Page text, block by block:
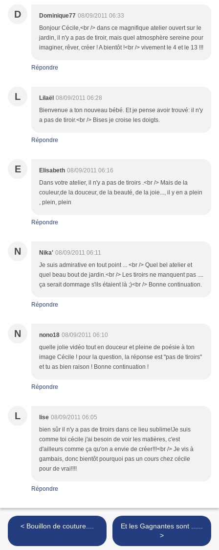
D Dominique77 08/09/2011 06:33
Bonjour Cécile,<br /> dans ce magnifique atelier ouvert sur le
jardin, il n'y a pas de tiroir, mais quel atmosphère sereine pour
imaginer, rêver, créer ! A bientôt !<br /> vivement le 4 et le 13 !!!
Répondre
L Lilaël 08/09/2011 06:28
Bienvenue a ton nouveau bébé. Et je pense avoir trouvé: il n'y
a pas de tiroir.<br /> Bises je croise les doigts.
Répondre
E Elisabeth 08/09/2011 06:16
Dans votre atelier, il n'y a pas de tiroirs .<br /> Mais de la
couleur,de la douceur, de la beauté, de la joie..., il y en a plein
, plein, plein
Répondre
N Nika' 08/09/2011 06:11
Je suis admirative en tout point ... <br /> Quel bel atelier et
quel beau bout de jardin.<br /> Les tiroirs ne manquent pas ....
ça serait dommage s'ils étaient là ;)<br /> Bonne continuation.
Répondre
N nono18 08/09/2011 06:10
quelle jolie vidéo tout en douceur et pleine de poésie à ton
image Cécile ! pour la question, la réponse est "pas de tiroirs"
et tu as bien raison ! Bonne continuation !
Répondre
L lise 08/09/2011 06:05
bien sûr il n'y a pas de tiroirs dans ce lieu sublime!Je suis
comme toi cécile j'ai besoin de voir les matières, c'est
d'ailleurs comme ça qu'on a envie de créer!!!<br /> Je vis à
gambais, donc bientôt pourquoi pas un cours chez cécile
pour de vrai!!!!
Répondre
< Bouillon de couture....
Et les Gagnantes sont ......
>